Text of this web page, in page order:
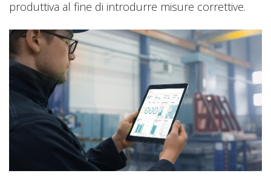
produttiva al fine di introdurre misure correttive.